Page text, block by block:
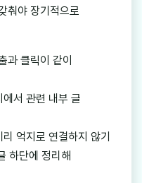
춰야 장기적으로
클릭이 같이
서 관련 내부 글
억지로 연결하지 않기
하단에 정리해